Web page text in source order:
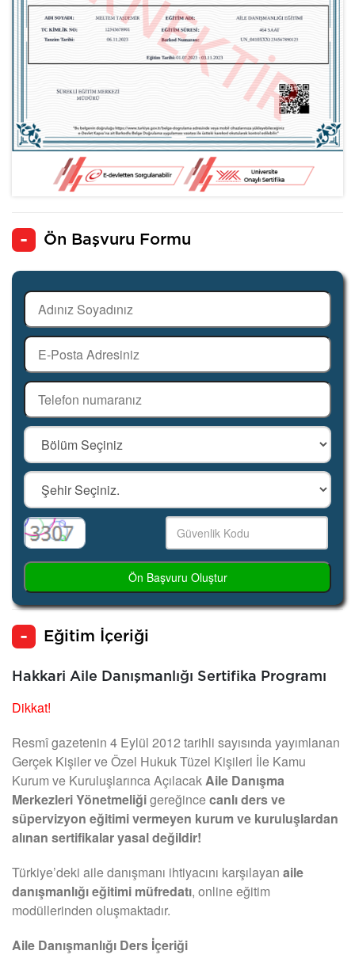
Ön Başvuru Formu
Ön Başvuru Oluştur
Eğitim İçeriği
Hakkari Aile Danışmanlığı Sertifika Programı
Dikkat!
Resmî gazetenin 4 Eylül 2012 tarihli sayısında yayımlanan
Gerçek Kişiler ve Özel Hukuk Tüzel Kişileri İle Kamu
Kurum ve Kuruluşlarınca AçılacakAile Danışma
Merkezleri Yönetmeliğigereğincecanlı ders ve
süpervizyon eğitimi vermeyen kurum ve kuruluşlardan
alınan sertifikalar yasal değildir!
Türkiye’deki aile danışmanı ihtiyacını karşılayan aile
danışmanlığı eğitimi müfredatı, online eğitim
modüllerinden oluşmaktadır.
Aile Danışmanlığı Ders İçeriği